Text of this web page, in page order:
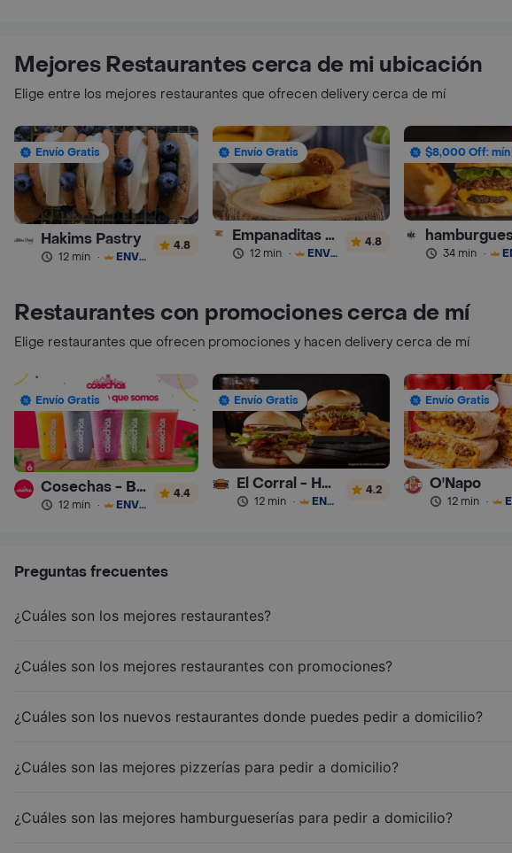
Mejores Restaurantes cerca de mi ubicación
Elige entre los mejores restaurantes que ofrecen delivery cerca de mí
Envío Gratis
Hakims Pastry
12 min · ENVÍO GRATIS
4.8
Envío Gratis
Empanaditas de Pipian - Empanadas
12 min · ENVÍO GRATIS
4.8
$8,000 Off: mín
34 min ·
Restaurantes con promociones cerca de mí
Elige restaurantes que ofrecen promociones y hacen delivery cerca de mí
Envío Gratis
Cosechas - Batidos
12 min · ENVÍO GRATIS
4.4
Envío Gratis
El Corral - Hamburguesa
12 min · ENVÍO GRATIS
4.2
Envío Gratis
O'Napo
12 min ·
Preguntas frecuentes
¿Cuáles son los mejores restaurantes?
¿Cuáles son los mejores restaurantes con promociones?
¿Cuáles son los nuevos restaurantes donde puedes pedir a domicilio?
¿Cuáles son las mejores pizzerías para pedir a domicilio?
¿Cuáles son las mejores hamburgueserías para pedir a domicilio?